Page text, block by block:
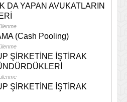
DA YAPAN AVUKATLARIN
(Cash Pooling)
ŞİRKETİNE İŞTİRAK
ŞİRKETİNE İŞTİRAK